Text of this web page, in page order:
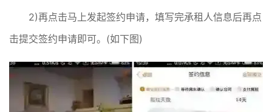
2)再点击马上发起签约申请，填写完承租人信息后再点
击提交签约申请即可。(如下图)